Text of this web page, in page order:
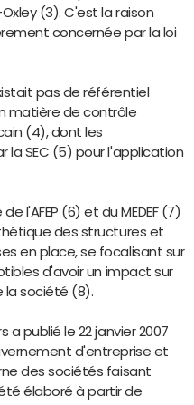
(3). C'est la raison
concernée par la loi
pas de référentiel
matière de contrôle
(4), dont les
la SEC (5) pour l'application
l'AFEP (6) et du MEDEF (7)
des structures et
en place, se focalisant sur
d'avoir un impact sur
la société (8).
a publié le 22 janvier 2007
d'entreprise et
des sociétés faisant
élaboré à partir de